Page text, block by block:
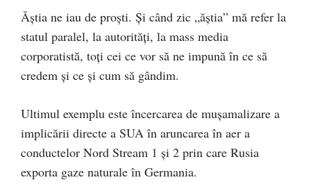
Ăștia ne iau de proști. Și când zic „ăștia” mă refer la
statul paralel, la autorități, la mass media
corporatistă, toți cei ce vor să ne impună în ce să
credem și ce și cum să gândim.
Ultimul exemplu este încercarea de mușamalizare a
implicării directe a SUA în aruncarea în aer a
conductelor Nord Stream 1 și 2 prin care Rusia
exporta gaze naturale în Germania.